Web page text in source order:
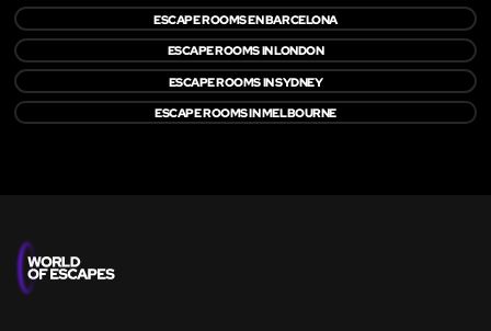
ESCAPE ROOMS EN BARCELONA
ESCAPE ROOMS IN LONDON
ESCAPE ROOMS IN SYDNEY
ESCAPE ROOMS IN MELBOURNE